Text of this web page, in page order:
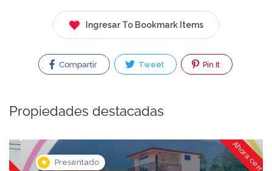
Ingresar To Bookmark Items
Compartir Tweet Pin It
Propiedades destacadas
Presentado Ahora cerrado